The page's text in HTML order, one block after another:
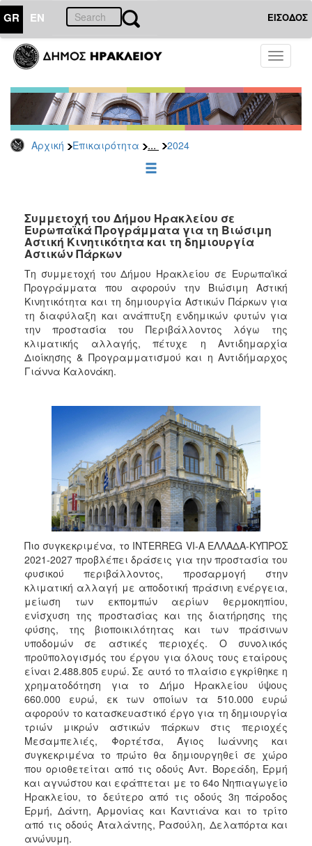
GR EN ΕΙΣΟΔΟΣ
Toggle
Αρχική Επικαιρότητα ... 2024
ΕΠΙΚΑΙΡΟΤΗΤΑ
Τύπου
Αρχείο
2026
2025
2022
2021
2020
2019
2018
2017
2016
2015
2012
2010
2006
ΕΠΙΣΚΕΠΤΗΣ
ΗΡΑΚΛΕΙΟ
Συμμετοχή του Δήμου Ηρακλείου σε
Ευρωπαϊκά Προγράμματα για τη Βιώσιμη
Αστική Κινητικότητα και τη δημιουργία
Αστικών Πάρκων
Τη συμμετοχή του Δήμου Ηρακλείου σε Ευρωπαϊκά
Προγράμματα που αφορούν την Βιώσιμη Αστική
Κινητικότητα και τη δημιουργία Αστικών Πάρκων για
τη διαφύλαξη και ανάπτυξη ενδημικών φυτών για
την προστασία του Περιβάλλοντος λόγω της
κλιματικής αλλαγής, πέτυχε η Αντιδημαρχία
Διοίκησης & Προγραμματισμού και η Αντιδήμαρχος
Γιάννα Καλονάκη.
Πιο συγκεκριμένα, το INTERREG VI-Α ΕΛΛΑΔΑ-ΚΥΠΡΟΣ
2021-2027 προβλέπει δράσεις για την προστασία του
φυσικού περιβάλλοντος, προσαρμογή στην
κλιματική αλλαγή με αποδοτική πράσινη ενέργεια,
μείωση των εκπομπών αερίων θερμοκηπίου,
ενίσχυση της προστασίας και της διατήρησης της
φύσης, της βιοποικιλότητας και των πράσινων
υποδομών σε αστικές περιοχές. Ο συνολικός
προϋπολογισμός του έργου για όλους τους εταίρους
είναι 2.488.805 ευρώ. Σε αυτό το πλαίσιο εγκρίθηκε η
χρηματοδότηση για το Δήμο Ηρακλείου ύψους
660.000 ευρώ, εκ των οποίων τα 510.000 ευρώ
αφορούν το κατασκευαστικό έργο για τη δημιουργία
τριών μικρών αστικών πάρκων στις περιοχές
Μεσαμπελιές, Φορτέτσα, Άγιος Ιωάννης και
συγκεκριμένα το πρώτο θα δημιουργηθεί σε χώρο
που οριοθετείται από τις οδούς Αντ. Βορεάδη, Ερμή
και αγνώστου και εφάπτεται με το 64ο Νηπιαγωγείο
Ηρακλείου, το δεύτερο από τις οδούς 3η πάροδος
Ερμή, Δάντη, Αρμονίας και Καντιάνα και το τρίτο
από τις οδούς Αταλάντης, Ρασούλη, Δελαπόρτα και
ανώνυμη.